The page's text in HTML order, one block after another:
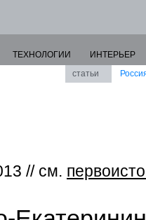
ТЕХНОЛОГИИ
ИНТЕРЬЕР
статьи
// см.